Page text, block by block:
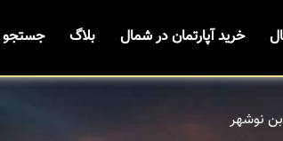
خرید آپارتمان در شمال بلاگ جستجو
نوشهر